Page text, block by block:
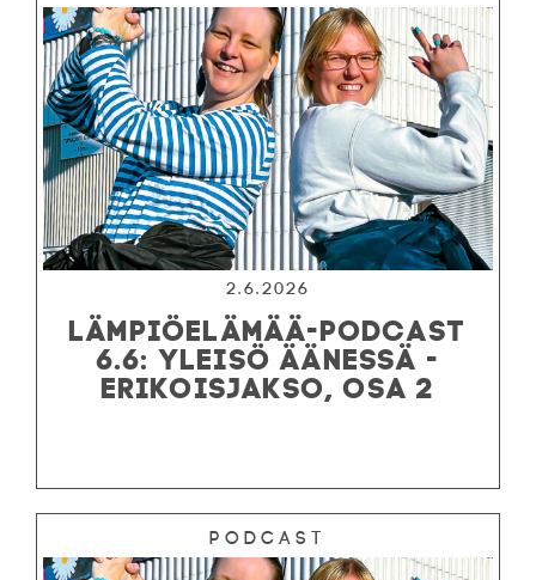
2.6.2026
LÄMPIÖELÄMÄÄ-PODCAST
6.6: YLEISÖ ÄÄNESSÄ -
ERIKOISJAKSO, OSA 2
Podcast